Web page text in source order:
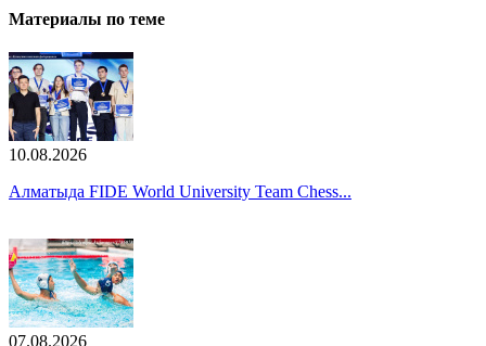
Материалы по теме
10.08.2026
Алматыда FIDE World University Team Chess...
07.08.2026